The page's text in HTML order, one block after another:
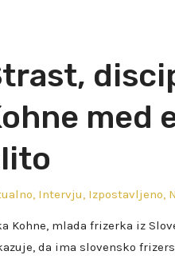
med
, Intervju, Izpostavljeno,
Kohne, mlada frizerka iz
da ima slovensko